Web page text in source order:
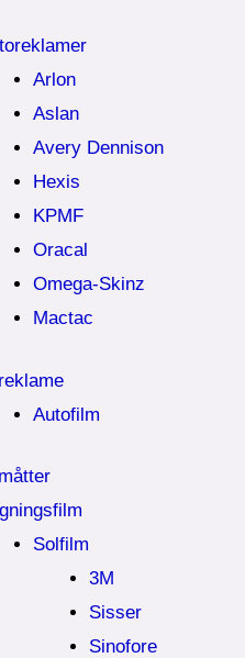
Arlon
Aslan
Avery Dennison
Hexis
KPMF
Oracal
Omega-Skinz
Mactac
Autofilm
Solfilm
3M
Sisser
Sinofore